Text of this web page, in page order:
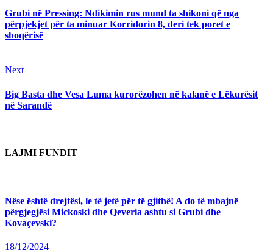
Reading
Grubi në Pressing: Ndikimin rus mund ta shikoni që nga
përpjekjet për ta minuar Korridorin 8, deri tek poret e
shoqërisë
NextNext
Big Basta dhe Vesa Luma kurorëzohen në kalanë e Lëkurësit
në Sarandë
LAJMI FUNDIT
Nëse është drejtësi, le të jetë për të gjithë! A do të mbajnë
përgjegjësi Mickoski dhe Qeveria ashtu si Grubi dhe
Kovaçevski?
18/12/2024